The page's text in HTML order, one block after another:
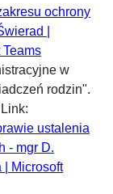
ochrony
|
Teams
w
rodzin".
ustalenia
- mgr D.
| Microsoft